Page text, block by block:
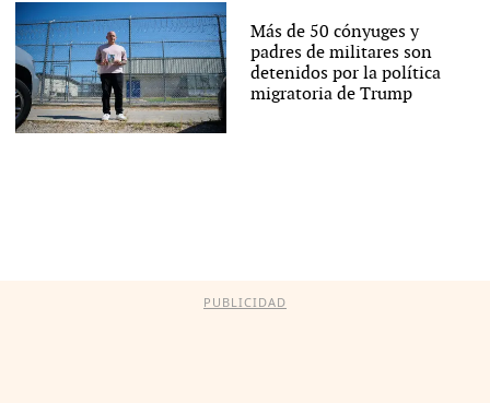
Más de 50 cónyuges y
padres de militares son
detenidos por la política
migratoria de Trump
PUBLICIDAD